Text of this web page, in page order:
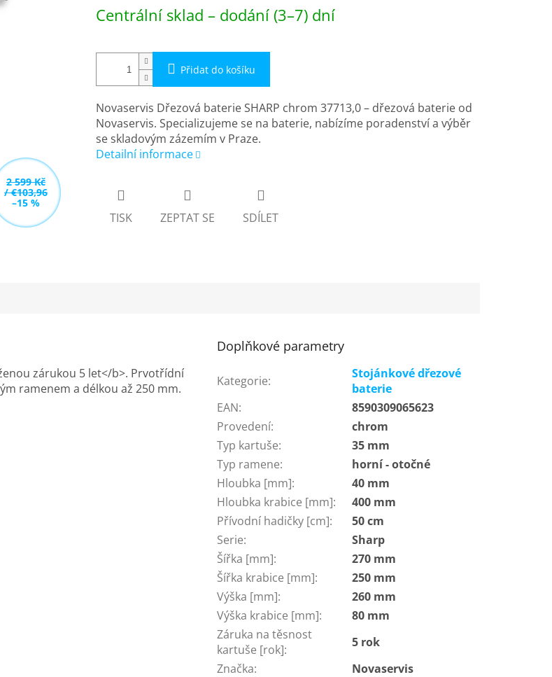
2 599 Kč
/ €103,96
–15 %
cena:
Centrální sklad – dodání (3–7) dní
Přidat do košíku
Novaservis Dřezová baterie SHARP chrom 37713,0 – dřezová baterie od
Novaservis. Specializujeme se na baterie, nabízíme poradenství a výběr
se skladovým zázemím v Praze.
Detailní informace
TISK ZEPTAT SE SDÍLET
zárukou 5 let</b>. Prvotřídní
ramenem a délkou až 250 mm.
Doplňkové parametry
Kategorie:
Stojánkové dřezové
baterie
EAN:
8590309065623
Provedení:
chrom
Typ kartuše:
35 mm
Typ ramene:
horní - otočné
Hloubka [mm]:
40 mm
Hloubka krabice [mm]:
400 mm
Přívodní hadičky [cm]:
50 cm
Serie:
Sharp
Šířka [mm]:
270 mm
Šířka krabice [mm]:
250 mm
Výška [mm]:
260 mm
Výška krabice [mm]:
80 mm
Záruka na těsnost
kartuše [rok]:
5 rok
Značka: Novaservis